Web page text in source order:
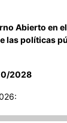
Abierto en
las políticas
2028